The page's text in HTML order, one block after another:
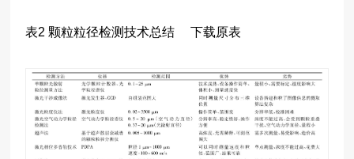
表2 颗粒粒径检测技术总结 下载原表